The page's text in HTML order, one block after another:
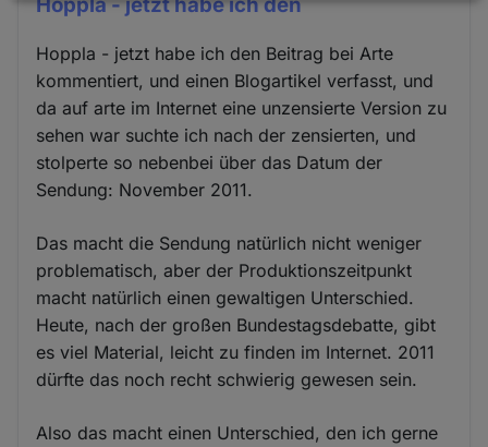
Hoppla - jetzt habe ich den Beitrag bei Arte
kommentiert, und einen Blogartikel verfasst, und
da auf arte im Internet eine unzensierte Version zu
sehen war suchte ich nach der zensierten, und
stolperte so nebenbei über das Datum der
Sendung: November 2011.
Das macht die Sendung natürlich nicht weniger
problematisch, aber der Produktionszeitpunkt
macht natürlich einen gewaltigen Unterschied.
Heute, nach der großen Bundestagsdebatte, gibt
es viel Material, leicht zu finden im Internet. 2011
dürfte das noch recht schwierig gewesen sein.
Also das macht einen Unterschied, den ich gerne
Cookies